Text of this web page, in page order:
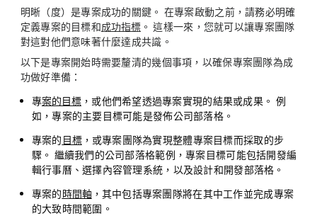
明晰（度）是專案成功的關鍵。 在專案啟動之前，請務必明確
定義專案的目標和成功指標。 這樣一來，您就可以讓專案團隊
對這對他們意味著什麼達成共識。
以下是專案開始時需要釐清的幾個事項，以確保專案團隊為成
功做好準備：
專案的目標， 或他們希望透過專案實現的結果或成果。 例
如，專案的主要目標可能是發佈公司部落格。
專案的 目標， 或專案團隊為實現整體專案目標而採取的步
驟。 繼續我們的公司部落格範例，專案目標可能包括開發編
輯行事曆、選擇內容管理系統，以及設計和開發部落格。
專案的 時間軸 ， 其中包括專案團隊將在其中工作並完成專案
的大致時間範圍。